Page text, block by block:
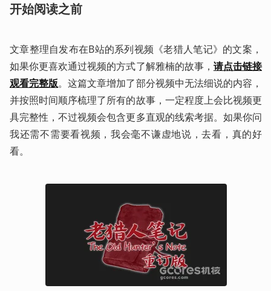
开始阅读之前
文章整理自发布在B站的系列视频《老猎人笔记》的文案，
如果你更喜欢通过视频的方式了解雅楠的故事， 请点击链接
观看完整版。这篇文章增加了部分视频中无法细说的内容，
并按照时间顺序梳理了所有的故事，一定程度上会比视频更
具完整性，不过视频会包含更多直观的线索考据。如果你问
我还需不需要看视频，我会毫不谦虚地说，去看，真的好
看。